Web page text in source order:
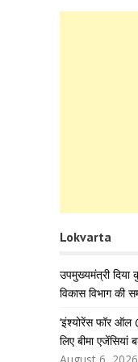
Lokvarta
उपमुख्यमंत्री दिया
विकास विभाग की
‘इंश्योरेंस फॉर ऑल
लिए बीमा